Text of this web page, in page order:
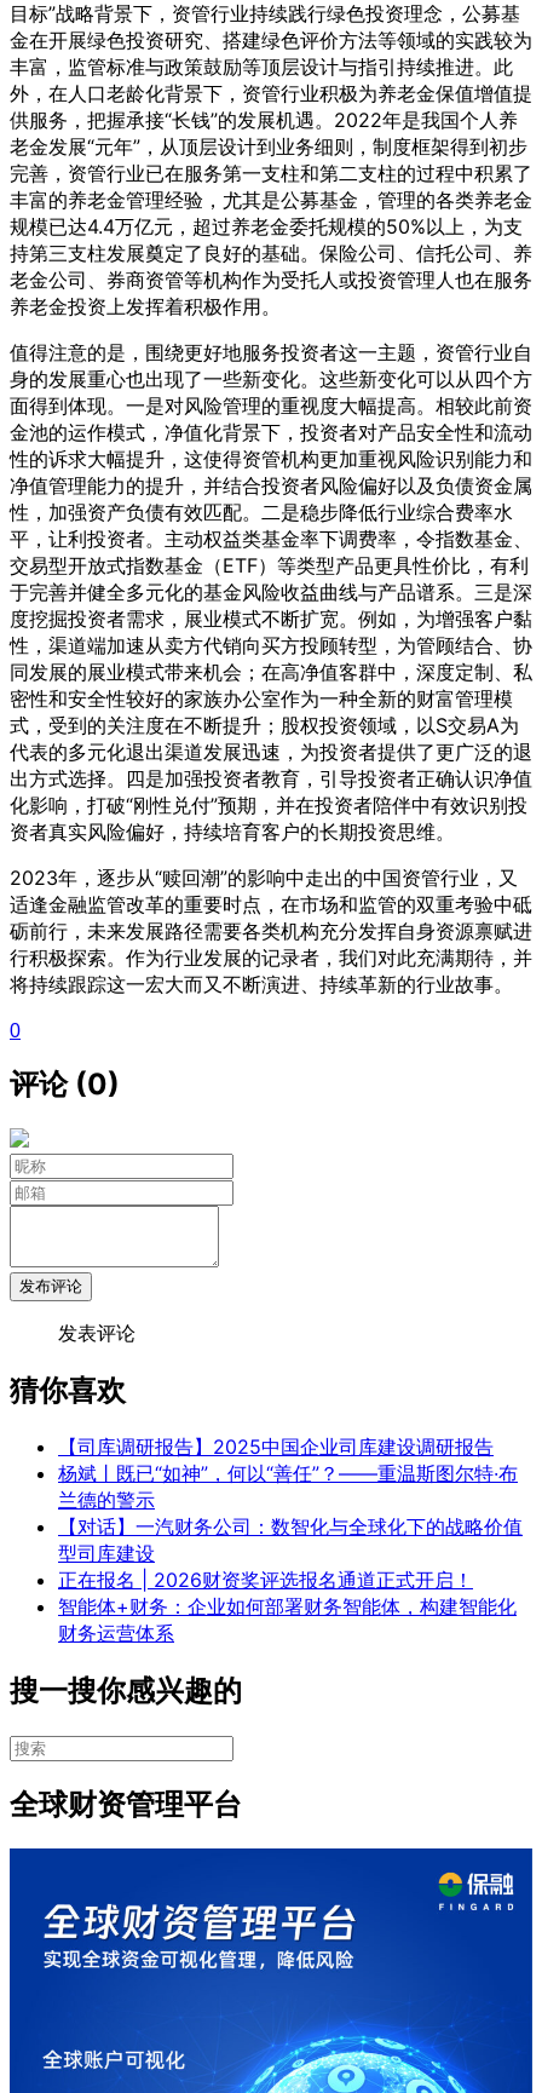
目标”战略背景下，资管行业持续践行绿色投资理念，公募基
金在开展绿色投资研究、搭建绿色评价方法等领域的实践较为
丰富，监管标准与政策鼓励等顶层设计与指引持续推进。此
外，在人口老龄化背景下，资管行业积极为养老金保值增值提
供服务，把握承接“长钱”的发展机遇。2022年是我国个人养
老金发展“元年”，从顶层设计到业务细则，制度框架得到初步
完善，资管行业已在服务第一支柱和第二支柱的过程中积累了
丰富的养老金管理经验，尤其是公募基金，管理的各类养老金
规模已达4.4万亿元，超过养老金委托规模的50%以上，为支
持第三支柱发展奠定了良好的基础。保险公司、信托公司、养
老金公司、券商资管等机构作为受托人或投资管理人也在服务
养老金投资上发挥着积极作用。
值得注意的是，围绕更好地服务投资者这一主题，资管行业自
身的发展重心也出现了一些新变化。这些新变化可以从四个方
面得到体现。一是对风险管理的重视度大幅提高。相较此前资
金池的运作模式，净值化背景下，投资者对产品安全性和流动
性的诉求大幅提升，这使得资管机构更加重视风险识别能力和
净值管理能力的提升，并结合投资者风险偏好以及负债资金属
性，加强资产负债有效匹配。二是稳步降低行业综合费率水
平，让利投资者。主动权益类基金率下调费率，令指数基金、
交易型开放式指数基金（ETF）等类型产品更具性价比，有利
于完善并健全多元化的基金风险收益曲线与产品谱系。三是深
度挖掘投资者需求，展业模式不断扩宽。例如，为增强客户黏
性，渠道端加速从卖方代销向买方投顾转型，为管顾结合、协
同发展的展业模式带来机会；在高净值客群中，深度定制、私
密性和安全性较好的家族办公室作为一种全新的财富管理模
式，受到的关注度在不断提升；股权投资领域，以S交易A为
代表的多元化退出渠道发展迅速，为投资者提供了更广泛的退
出方式选择。四是加强投资者教育，引导投资者正确认识净值
化影响，打破“刚性兑付”预期，并在投资者陪伴中有效识别投
资者真实风险偏好，持续培育客户的长期投资思维。
2023年，逐步从“赎回潮”的影响中走出的中国资管行业，又
适逢金融监管改革的重要时点，在市场和监管的双重考验中砥
砺前行，未来发展路径需要各类机构充分发挥自身资源禀赋进
行积极探索。作为行业发展的记录者，我们对此充满期待，并
将持续跟踪这一宏大而又不断演进、持续革新的行业故事。
0
评论 (0)
发布评论
发表评论
猜你喜欢
【司库调研报告】2025中国企业司库建设调研报告
杨斌丨既已“如神”，何以“善任”？——重温斯图尔特·布
兰德的警示
【对话】一汽财务公司：数智化与全球化下的战略价值
型司库建设
正在报名 | 2026财资奖评选报名通道正式开启！
智能体+财务：企业如何部署财务智能体，构建智能化
财务运营体系
搜一搜你感兴趣的
全球财资管理平台